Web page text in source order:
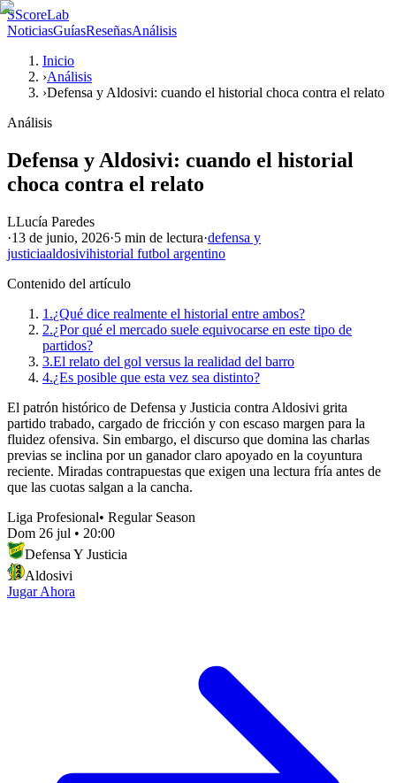
SScoreLab
NoticiasGuíasReseñasAnálisis
Inicio
›Análisis
›Defensa y Aldosivi: cuando el historial choca contra el relato
Análisis
Defensa y Aldosivi: cuando el historial
choca contra el relato
LLucía Paredes
·13 de junio, 2026·5 min de lectura·defensa y
justiciaaldosivihistorial futbol argentino
Contenido del artículo
1.¿Qué dice realmente el historial entre ambos?
2.¿Por qué el mercado suele equivocarse en este tipo de
partidos?
3.El relato del gol versus la realidad del barro
4.¿Es posible que esta vez sea distinto?
El patrón histórico de Defensa y Justicia contra Aldosivi grita
partido trabado, cargado de fricción y con escaso margen para la
fluidez ofensiva. Sin embargo, el discurso que domina las charlas
previas se inclina por un ganador claro apoyado en la coyuntura
reciente. Miradas contrapuestas que exigen una lectura fría antes de
que las cuotas salgan a la cancha.
Liga Profesional• Regular Season
Dom 26 jul • 20:00
Defensa Y Justicia
Aldosivi
Jugar Ahora